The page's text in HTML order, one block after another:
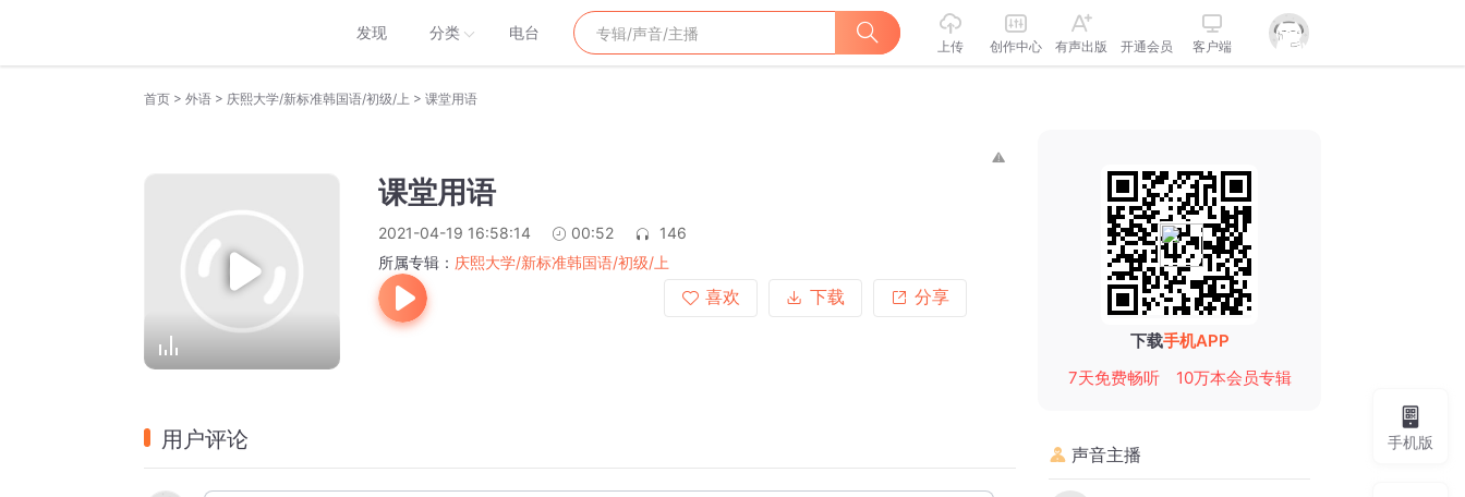
发现 分类 电台
上传 创作中心 有声出版 开通会员 客户端
首页 > 外语 > 庆熙大学/新标准韩国语/初级/上 > 课堂用语
课堂用语
2021-04-19 16:58:14 00:52
146
所属专辑： 庆熙大学/新标准韩国语/初级/上
喜欢
下载 分享
用户评论
下载手机APP
7天免费畅听
10万本会员专辑
声音主播
手机版